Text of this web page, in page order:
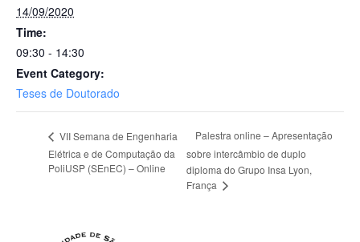
14/09/2020
Time:
09:30 - 14:30
Event Category:
Teses de Doutorado
VII Semana de Engenharia
Elétrica e de Computação da
PoliUSP (SEnEC) – Online
Palestra online – Apresentação
sobre intercâmbio de duplo
diploma do Grupo Insa Lyon,
França